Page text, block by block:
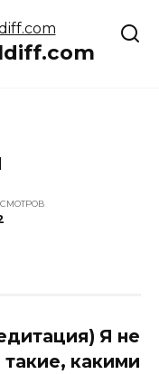
Я не
какими